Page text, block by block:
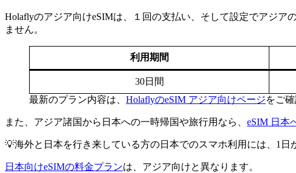
Holaflyのアジア向けeSIMは、１回の支払い、そして設定でアジ
ません。
利用期間
30日間
最新のプラン内容は、 HolaflyのeSIM アジア向けページをご
また、アジア諸国から日本への一時帰国や旅行用なら、 eSIM 日本
💡海外と日本を行き来している方の日本でのスマホ利用には、1日
日本向けeSIMの料金プランは、アジア向けと異なります。